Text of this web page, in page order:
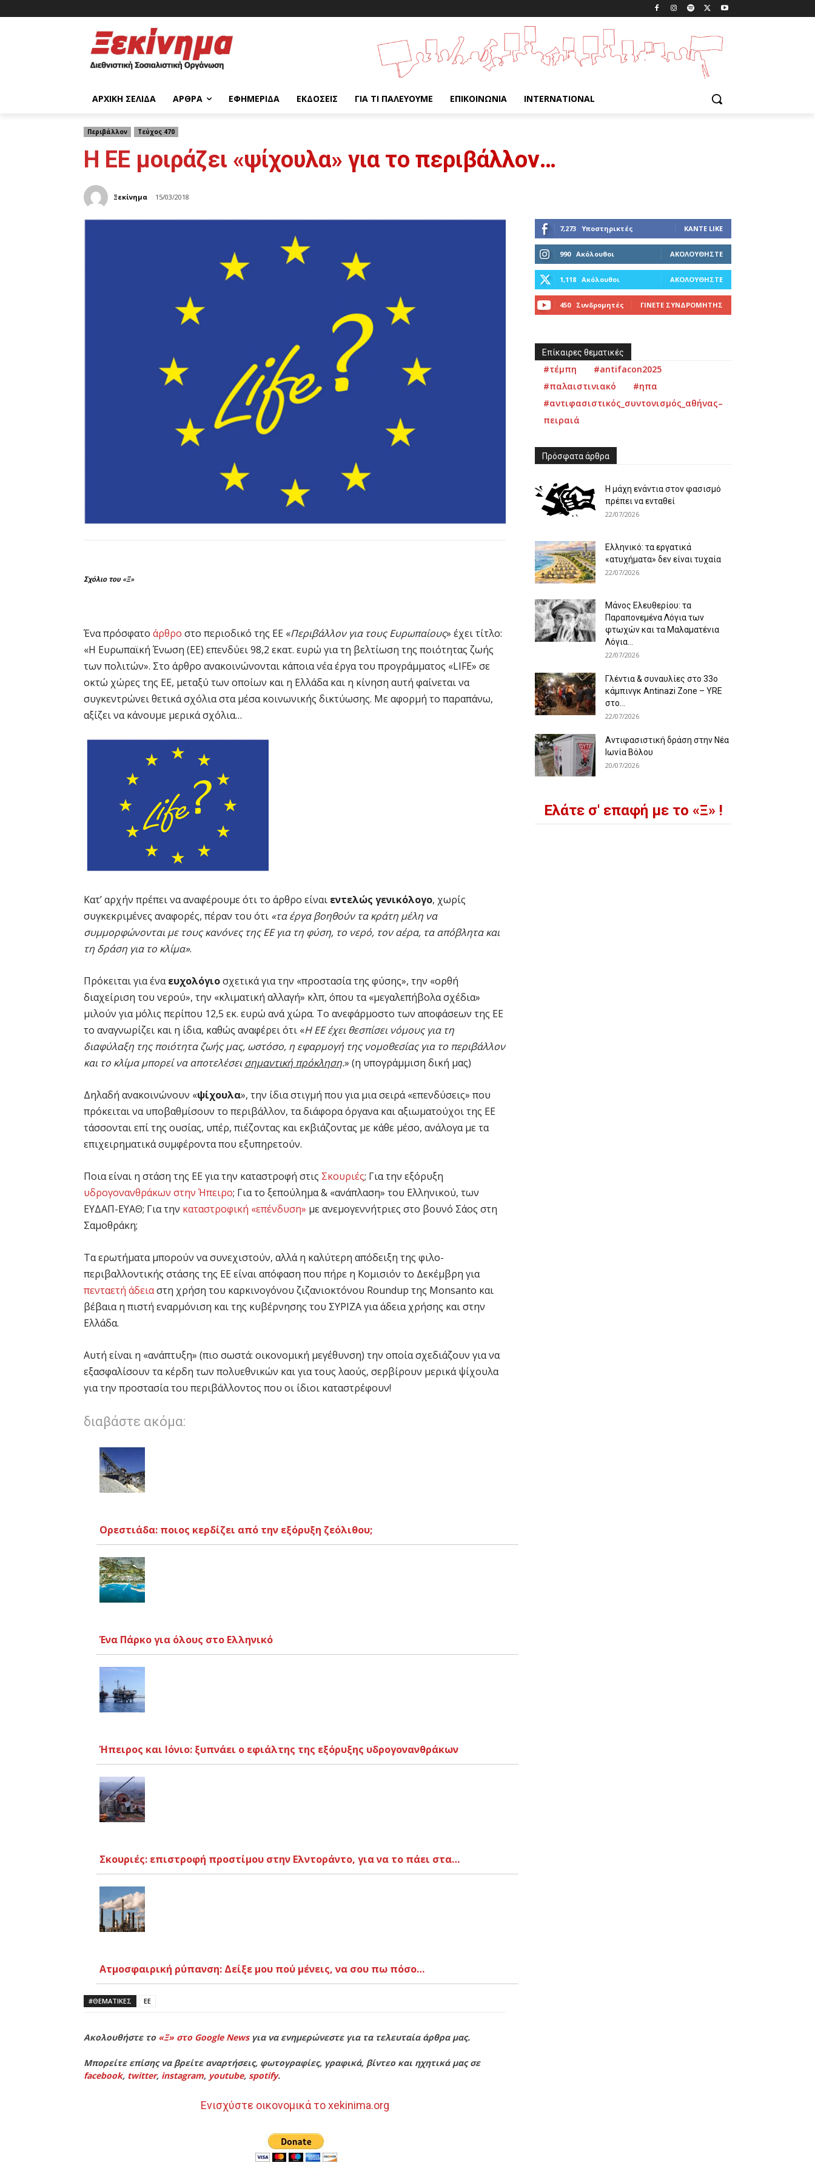
ΑΡΧΙΚΉ ΣΕΛΊΔΑ ΆΡΘΡΑ ΕΦΗΜΕΡΊΔΑ ΕΚΔΌΣΕΙΣ ΓΙΑ ΤΙ ΠΑΛΕΎΟΥΜΕ ΕΠΙΚΟΙΝΩΝΊΑ INTERNATIONAL
Περιβάλλον Τεύχος 470
Η ΕΕ μοιράζει «ψίχουλα» για το περιβάλλον…
Ξεκίνημα 15/03/2018
Σχόλιο του «Ξ»
Ένα πρόσφατο άρθρο στο περιοδικό της ΕΕ «Περιβάλλον για τους Ευρωπαίους» έχει τίτλο:
«Η Ευρωπαϊκή Ένωση (ΕΕ) επενδύει 98,2 εκατ. ευρώ για τη βελτίωση της ποιότητας ζωής
των πολιτών». Στο άρθρο ανακοινώνονται κάποια νέα έργα του προγράμματος «LIFE» σε
οκτώ χώρες της ΕΕ, μεταξύ των οποίων και η Ελλάδα και η κίνηση αυτή φαίνεται να
συγκεντρώνει θετικά σχόλια στα μέσα κοινωνικής δικτύωσης. Με αφορμή το παραπάνω,
αξίζει να κάνουμε μερικά σχόλια…
Κατ’ αρχήν πρέπει να αναφέρουμε ότι το άρθρο είναι εντελώς γενικόλογο, χωρίς
συγκεκριμένες αναφορές, πέραν του ότι «τα έργα βοηθούν τα κράτη μέλη να
συμμορφώνονται με τους κανόνες της ΕΕ για τη φύση, το νερό, τον αέρα, τα απόβλητα και
τη δράση για το κλίμα».
Πρόκειται για έναευχολόγιοσχετικά για την «προστασία της φύσης», την «ορθή
διαχείριση του νερού», την «κλιματική αλλαγή» κλπ, όπου τα «μεγαλεπήβολα σχέδια»
μιλούν για μόλις περίπου 12,5 εκ. ευρώ ανά χώρα. Το ανεφάρμοστο των αποφάσεων της ΕΕ
το αναγνωρίζει και η ίδια, καθώς αναφέρει ότι «Η ΕΕ έχει θεσπίσει νόμους για τη
διαφύλαξη της ποιότητα ζωής μας, ωστόσο, η εφαρμογή της νομοθεσίας για το περιβάλλον
και το κλίμα μπορεί να αποτελέσεισημαντική πρόκληση.» (η υπογράμμιση δική μας)
Δηλαδή ανακοινώνουν «ψίχουλα», την ίδια στιγμή που για μια σειρά «επενδύσεις» που
πρόκειται να υποβαθμίσουν το περιβάλλον, τα διάφορα όργανα και αξιωματούχοι της ΕΕ
τάσσονται επί της ουσίας, υπέρ, πιέζοντας και εκβιάζοντας με κάθε μέσο, ανάλογα με τα
επιχειρηματικά συμφέροντα που εξυπηρετούν.
Ποια είναι η στάση της ΕΕ για την καταστροφή στις Σκουριές; Για την εξόρυξη
υδρογονανθράκων στην Ήπειρο; Για το ξεπούλημα & «ανάπλαση» του Ελληνικού, των
ΕΥΔΑΠ-ΕΥΑΘ; Για την καταστροφική «επένδυση» με ανεμογεννήτριες στο βουνό Σάος στη
Σαμοθράκη;
Τα ερωτήματα μπορούν να συνεχιστούν, αλλά η καλύτερη απόδειξη της φιλο-
περιβαλλοντικής στάσης της ΕΕ είναι απόφαση που πήρε η Κομισιόν το Δεκέμβρη για
πενταετή άδειαστη χρήση του καρκινογόνου ζιζανιοκτόνου Roundup της Monsanto και
βέβαια η πιστή εναρμόνιση και της κυβέρνησης του ΣΥΡΙΖΑ για άδεια χρήσης και στην
Ελλάδα.
Αυτή είναι η «ανάπτυξη» (πιο σωστά: οικονομική μεγέθυνση) την οποία σχεδιάζουν για να
εξασφαλίσουν τα κέρδη των πολυεθνικών και για τους λαούς, σερβίρουν μερικά ψίχουλα
για την προστασία του περιβάλλοντος που οι ίδιοι καταστρέφουν!
διαβάστε ακόμα:
Ορεστιάδα: ποιος κερδίζει από την εξόρυξη ζεόλιθου;
Ένα Πάρκο για όλους στο Ελληνικό
Ήπειρος και Ιόνιο: ξυπνάει ο εφιάλτης της εξόρυξης υδρογονανθράκων
Σκουριές: επιστροφή προστίμου στην Ελντοράντο, για να το πάει στα…
Ατμοσφαιρική ρύπανση: Δείξε μου πού μένεις, να σου πω πόσο…
#ΘΕΜΑΤΙΚΈΣ ΕΕ
Ακολουθήστε το «Ξ» στο Google Newsγια να ενημερώνεστε για τα τελευταία άρθρα μας.
Μπορείτε επίσης να βρείτε αναρτήσεις, φωτογραφίες, γραφικά, βίντεο και ηχητικά μας σε
facebook, twitter, instagram, youtube, spotify.
Ενισχύστε οικονομικά το xekinima.org
7,273 Υποστηρικτές ΚΆΝΤΕ LIKE
990 Ακόλουθοι ΑΚΟΛΟΥΘΉΣΤΕ
1,118 Ακόλουθοι ΑΚΟΛΟΥΘΉΣΤΕ
450 Συνδρομητές ΓΊΝΕΤΕ ΣΥΝΔΡΟΜΗΤΉΣ
Επίκαιρες θεματικές
#τέμπη
#antifacon2025
#παλαιστινιακό
#ηπα
#αντιφασιστικός_συντονισμός_αθήνας–
πειραιά
Πρόσφατα άρθρα
Η μάχη ενάντια στον φασισμό
πρέπει να ενταθεί
22/07/2026
Ελληνικό: τα εργατικά
«ατυχήματα» δεν είναι τυχαία
22/07/2026
Μάνος Ελευθερίου: τα
Παραπονεμένα Λόγια των
φτωχών και τα Μαλαματένια
Λόγια...
22/07/2026
Γλέντια & συναυλίες στο 33ο
κάμπινγκ Antinazi Zone – YRE
στο...
22/07/2026
Αντιφασιστική δράση στην Νέα
Ιωνία Βόλου
20/07/2026
Ελάτε σ' επαφή με το «Ξ» !